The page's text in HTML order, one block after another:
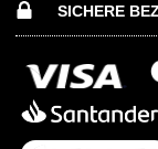
SICHERE